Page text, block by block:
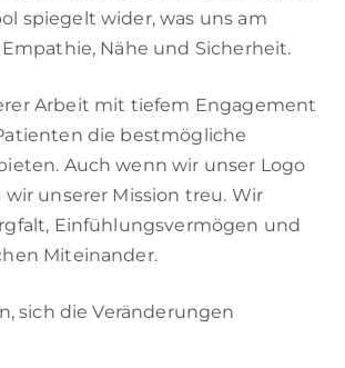
spiegelt wider, was uns am
Nähe und Sicherheit.
Arbeit mit tiefem Engagement
die bestmögliche
Auch wenn wir unser Logo
unserer Mission treu. Wir
Einfühlungsvermögen und
Miteinander.
sich die Veränderungen